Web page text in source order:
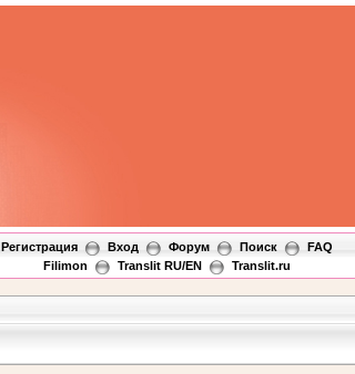
Регистрация Вход Форум Поиск
FAQ
Filimon
Translit RU/EN Translit.ru